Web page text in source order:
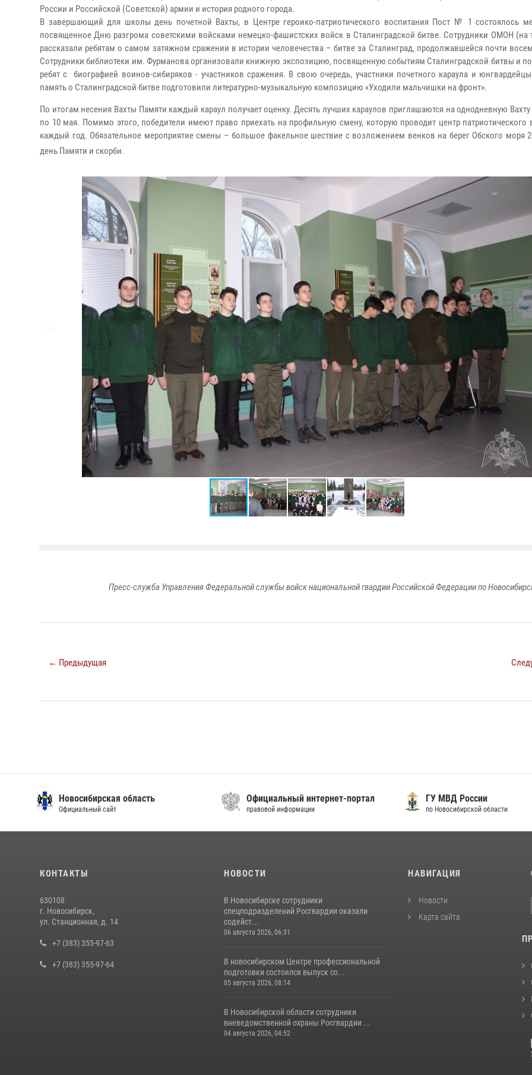
России и Российской (Советской) армии и история родного города.
В завершающий для школы день почетной Вахты, в Центре героико-патриотического воспитания Пост № 1 состоялось
посвященное Дню разгрома советскими войсками немецко-фашистских войск в Сталинградской битве. Сотрудники ОМОН (на
рассказали ребятам о самом затяжном сражении в истории человечества – битве за Сталинград, продолжавшейся почти
Сотрудники библиотеки им. Фурманова организовали книжную экспозицию, посвященную событиям Сталинградской битвы и
ребят с биографией воинов-сибиряков - участников сражения. В свою очередь, участники почетного караула и
память о Сталинградской битве подготовили литературно-музыкальную композицию «Уходили мальчишки на фронт».
По итогам несения Вахты Памяти каждый караул получает оценку. Десять лучших караулов приглашаются на однодневную
по 10 мая. Помимо этого, победители имеют право приехать на профильную смену, которую проводит центр патриотического
каждый год. Обязательное мероприятие смены – большое факельное шествие с возложением венков на берег Обского моря
день Памяти и скорби.
Пресс-служба Управления Федеральной службы войск национальной гвардии Российской Федерации по
← Предыдущая
Новосибирская область
Официальный сайт
Официальный интернет-портал
правовой информации
ГУ МВД России
по Новосибирской области
КОНТАКТЫ
630108
г. Новосибирск,
ул. Станционная, д. 14
+7 (383) 355-97-63
+7 (383) 355-97-64
НОВОСТИ
В Новосибирске сотрудники
спецподразделений Росгвардии оказали
содейст...
06 августа 2026, 06:31
В новосибирском Центре профессиональной
подготовки состоялся выпуск со...
05 августа 2026, 08:14
В Новосибирской области сотрудники
вневедомственной охраны Росгвардии ...
04 августа 2026, 04:52
НАВИГАЦИЯ
Новости
Карта сайта